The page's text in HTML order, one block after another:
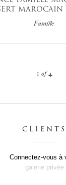
MAROCAIN
Famille
1 of 4
CLIENTS
Connectez-vous à
galerie privée